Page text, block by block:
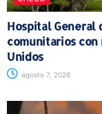
Hospital General
comunitarios con
Unidos
agosto 7, 2026